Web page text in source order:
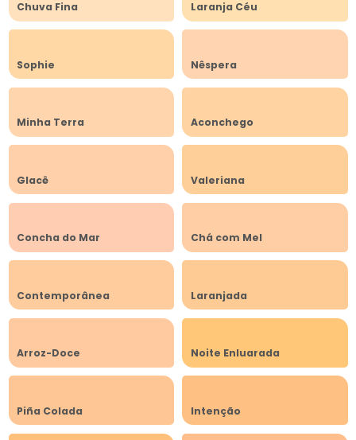
Chuva Fina Laranja Céu
Sophie Nêspera
Minha Terra Aconchego
Glacê Valeriana
Concha do Mar Chá com Mel
Contemporânea Laranjada
Arroz-Doce Noite Enluarada
Piña Colada Intenção